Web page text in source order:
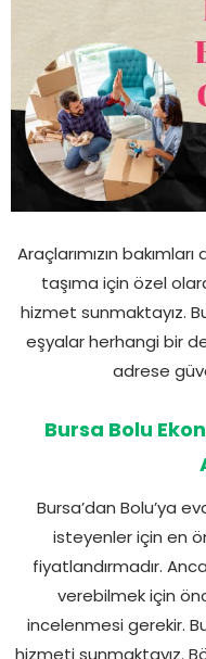
Araçlarımızın
taşıma için özel
hizmet sunmaktayız.
eşyalar herhangi bir
adrese
Bursa Bolu
Bursa’dan Bolu’ya
isteyenler için en
fiyatlandırmadır.
verebilmek için
incelenmesi gerekir.
hizmeti sunmaktayız.